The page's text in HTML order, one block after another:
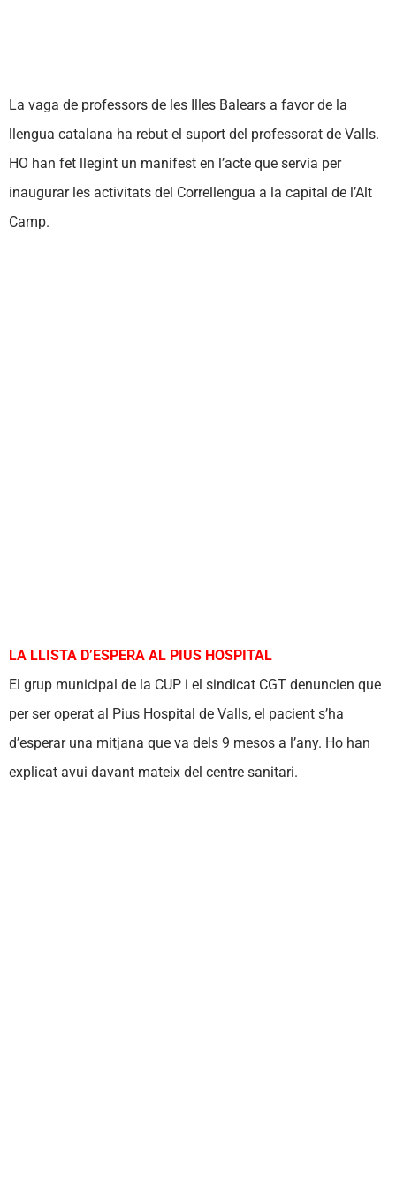
La vaga de professors de les Illes Balears a favor de la
llengua catalana ha rebut el suport del professorat de Valls.
HO han fet llegint un manifest en l’acte que servia per
inaugurar les activitats del Correllengua a la capital de l’Alt
Camp.
LA LLISTA D’ESPERA AL PIUS HOSPITAL
El grup municipal de la CUP i el sindicat CGT denuncien que
per ser operat al Pius Hospital de Valls, el pacient s’ha
d’esperar una mitjana que va dels 9 mesos a l’any. Ho han
explicat avui davant mateix del centre sanitari.